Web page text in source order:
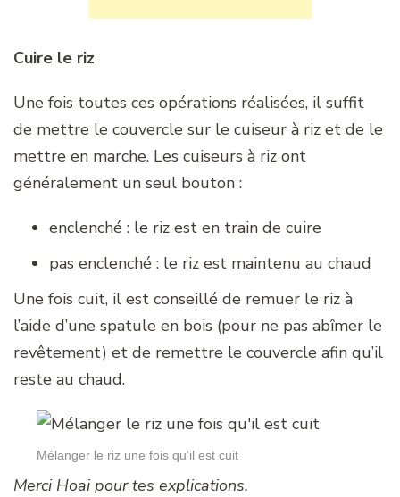
Cuire le riz
Une fois toutes ces opérations réalisées, il suffit
de mettre le couvercle sur le cuiseur à riz et de le
mettre en marche. Les cuiseurs à riz ont
généralement un seul bouton :
enclenché : le riz est en train de cuire
pas enclenché : le riz est maintenu au chaud
Une fois cuit, il est conseillé de remuer le riz à
l’aide d’une spatule en bois (pour ne pas abîmer le
revêtement) et de remettre le couvercle afin qu’il
reste au chaud.
Mélanger le riz une fois qu’il est cuit
Merci Hoai pour tes explications.